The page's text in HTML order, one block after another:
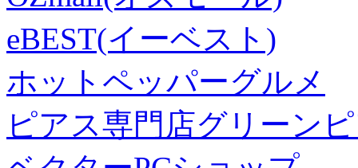
eBEST(イーベスト)
ホットペッパーグルメ
ピアス専門店グリーン